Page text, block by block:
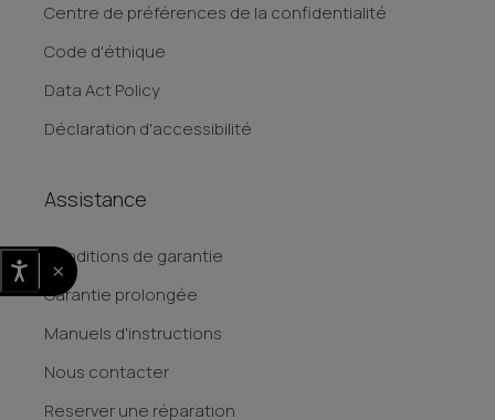
Centre de préférences de la confidentialité
Code d'éthique
Data Act Policy
Déclaration d'accessibilité
Assistance
Conditions de garantie
Garantie prolongée
Manuels d'instructions
Nous contacter
Reserver une réparation
×